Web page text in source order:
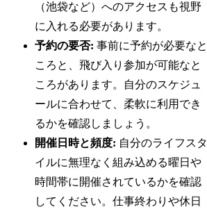
（池袋など）へのアクセスも視野
に入れる必要があります。
予約の要否: 事前に予約が必要なと
ころと、飛び入り参加が可能なと
ころがあります。自分のスケジュ
ールに合わせて、柔軟に利用でき
るかを確認しましょう。
開催日時と頻度: 自分のライフスタ
イルに無理なく組み込める曜日や
時間帯に開催されているかを確認
してください。仕事終わりや休日